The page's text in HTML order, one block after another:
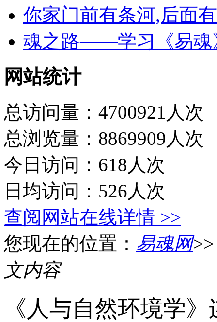
你家门前有条河,后面
魂之路——学习《易
网站统计
总访问量：4700921人次
总浏览量：8869909人次
今日访问：618人次
日均访问：526人次
查阅网站在线详情 >>
您现在的位置： 易魂网
文内容
《人与自然环境学